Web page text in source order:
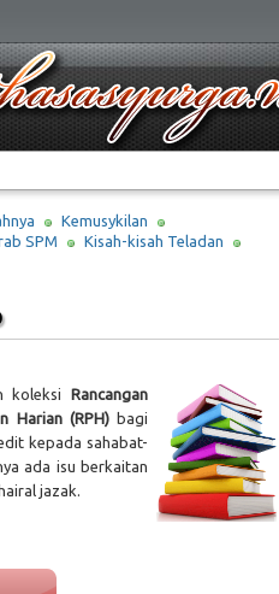
Kemusykilan
SPM Kisah-kisah Teladan
koleksi Rancangan
Harian (RPH)bagi
kepada sahabat-
ada isu berkaitan
jazak.